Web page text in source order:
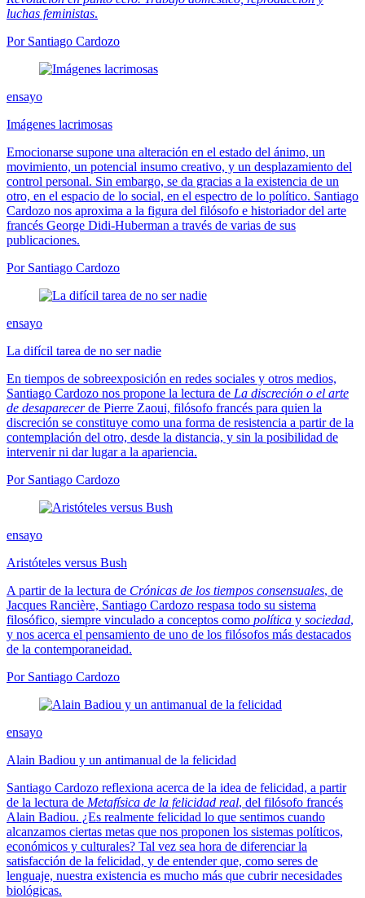
luchas feministas.
Por Santiago Cardozo
ensayo
Imágenes lacrimosas
Emocionarse supone una alteración en el estado del ánimo, un
movimiento, un potencial insumo creativo, y un desplazamiento del
control personal. Sin embargo, se da gracias a la existencia de un
otro, en el espacio de lo social, en el espectro de lo político. Santiago
Cardozo nos aproxima a la figura del filósofo e historiador del arte
francés George Didi-Huberman a través de varias de sus
publicaciones.
Por Santiago Cardozo
ensayo
La difícil tarea de no ser nadie
En tiempos de sobreexposición en redes sociales y otros medios,
Santiago Cardozo nos propone la lectura de La discreción o el arte
de desaparecerde Pierre Zaoui, filósofo francés para quien la
discreción se constituye como una forma de resistencia a partir de la
contemplación del otro, desde la distancia, y sin la posibilidad de
intervenir ni dar lugar a la apariencia.
Por Santiago Cardozo
ensayo
Aristóteles versus Bush
A partir de la lectura de Crónicas de los tiempos consensuales, de
Jacques Rancière, Santiago Cardozo respasa todo su sistema
filosófico, siempre vinculado a conceptos como política y sociedad,
y nos acerca el pensamiento de uno de los filósofos más destacados
de la contemporaneidad.
Por Santiago Cardozo
ensayo
Alain Badiou y un antimanual de la felicidad
Santiago Cardozo reflexiona acerca de la idea de felicidad, a partir
de la lectura de Metafísica de la felicidad real, del filósofo francés
Alain Badiou. ¿Es realmente felicidad lo que sentimos cuando
alcanzamos ciertas metas que nos proponen los sistemas políticos,
económicos y culturales? Tal vez sea hora de diferenciar la
satisfacción de la felicidad, y de entender que, como seres de
lenguaje, nuestra existencia es mucho más que cubrir necesidades
biológicas.